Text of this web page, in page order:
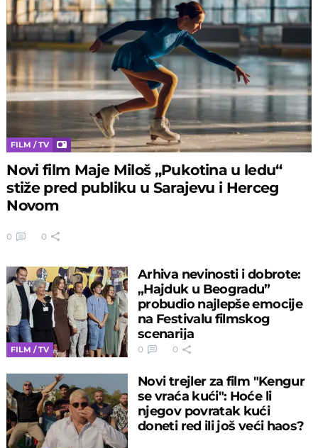
FILM / TV
Novi film Maje Miloš „Pukotina u ledu“
stiže pred publiku u Sarajevu i Herceg
Novom
0 0
FILM / TV
Arhiva nevinosti i dobrote:
„Hajduk u Beogradu”
probudio najlepše emocije
na Festivalu filmskog
scenarija
0 0
Novi trejler za film "Kengur
se vraća kući": Hoće li
njegov povratak kući
doneti red ili još veći haos?